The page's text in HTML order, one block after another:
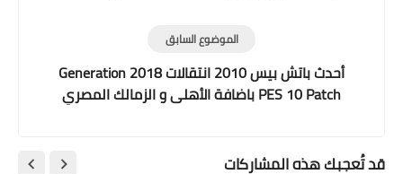
الموضوع السابق
أحدث باتش بيس 2010 انتقالات 2018 Generation
PES 10 Patch باضافة الأهلى و الزمالك المصري
قد تُعجبك هذه المشاركات